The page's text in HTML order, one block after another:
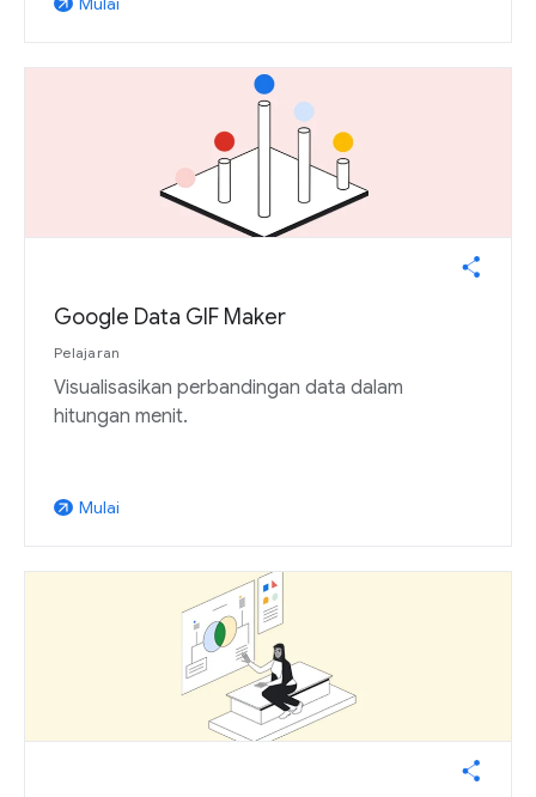
arrow_outward
Google Data GIF Maker
Pelajaran
Visualisasikan perbandingan data dalam
hitungan menit.
arrow_outward Mulai